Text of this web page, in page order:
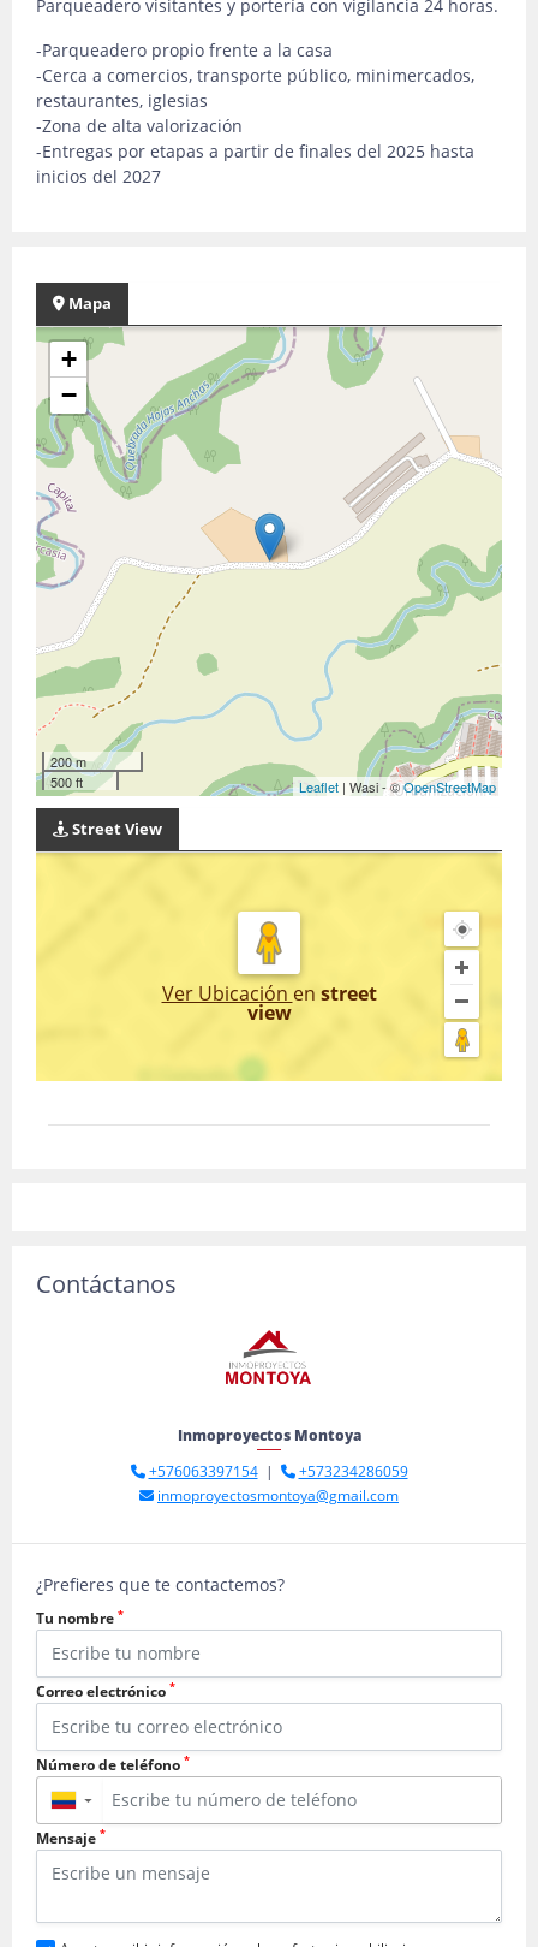
Parqueadero visitantes y portería con vigilancia 24 horas.
-Parqueadero propio frente a la casa
-Cerca a comercios, transporte público, minimercados,
restaurantes, iglesias
-Zona de alta valorización
-Entregas por etapas a partir de finales del 2025 hasta
inicios del 2027
Mapa
+
−
200 m
500 ft
Leaflet | Wasi - ©OpenStreetMap
Street View
Ver Ubicación en street
view
Contáctanos
Inmoproyectos Montoya
+576063397154|
+573234286059
inmoproyectosmontoya@gmail.com
¿Prefieres que te contactemos?
Tu nombre *
Correo electrónico *
Número de teléfono *
▼
Mensaje *